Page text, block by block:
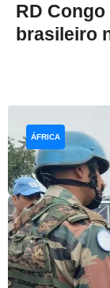
RD
brasileiro
ÁFRICA